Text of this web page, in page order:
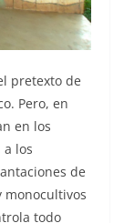
pretexto de
Pero, en
en los
a los
de
monocultivos
todo